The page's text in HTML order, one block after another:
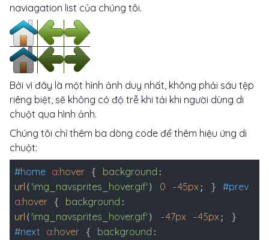
naviagation list của chúng tôi.
Bởi vì đây là một hình ảnh duy nhất, không phải sáu tệp
riêng biệt, sẽ không có độ trễ khi tải khi người dùng di
chuột qua hình ảnh.
Chúng tôi chỉ thêm ba dòng code để thêm hiệu ứng di
chuột:
#home a:hover { background :
url ('img_navsprites_hover.gif') 0 -45px ; } #prev
a:hover { background :
url ('img_navsprites_hover.gif') -47px -45px ; }
#next a:hover { background :